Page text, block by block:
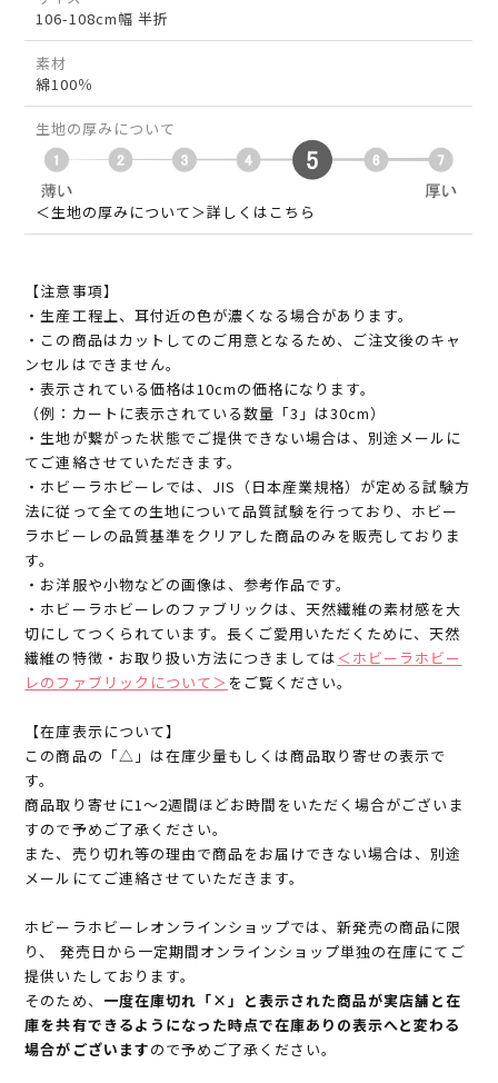
106-108cm幅 半折
素材
綿100％
生地の厚みについて
＜生地の厚みについて＞詳しくはこちら
【注意事項】
・生産工程上、耳付近の色が濃くなる場合があります。
・この商品はカットしてのご用意となるため、ご注文後のキャ
ンセルはできません。
・表示されている価格は10cmの価格になります。
（例：カートに表示されている数量「3」は30cm）
・生地が繋がった状態でご提供できない場合は、別途メールに
てご連絡させていただきます。
・ホビーラホビーレでは、JIS（日本産業規格）が定める試験方
法に従って全ての生地について品質試験を行っており、ホビー
ラホビーレの品質基準をクリアした商品のみを販売しておりま
す。
・お洋服や小物などの画像は、参考作品です。
・ホビーラホビーレのファブリックは、天然繊維の素材感を大
切にしてつくられています。長くご愛用いただくために、天然
繊維の特徴・お取り扱い方法につきましては＜ホビーラホビー
レのファブリックについて＞ をご覧ください。
【在庫表示について】
この商品の「△」は在庫少量もしくは商品取り寄せの表示で
す。
商品取り寄せに1～2週間ほどお時間をいただく場合がございま
すので予めご了承ください。
また、売り切れ等の理由で商品をお届けできない場合は、別途
メールにてご連絡させていただきます。
ホビーラホビーレオンラインショップでは、新発売の商品に限
り、 発売日から一定期間オンラインショップ単独の在庫にてご
提供いたしております。
そのため、 一度在庫切れ「×」と表示された商品が実店舗と在
庫を共有できるようになった時点で在庫ありの表示へと変わる
場合がございますので予めご了承ください。